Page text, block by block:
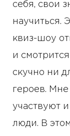
себя, свои
научиться.
квиз-шоу
и
скучно ни
героев. Мне
участвуют
люди. В